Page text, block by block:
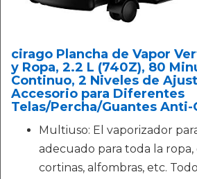
cirago Plancha de Vapor
y Ropa, 2.2 L (740Z), 80
Continuo, 2 Niveles de
Accesorio para Diferentes
Telas/Percha/Guantes
Multiuso: El vaporizador
adecuado para toda la ropa,
cortinas, alfombras, etc.